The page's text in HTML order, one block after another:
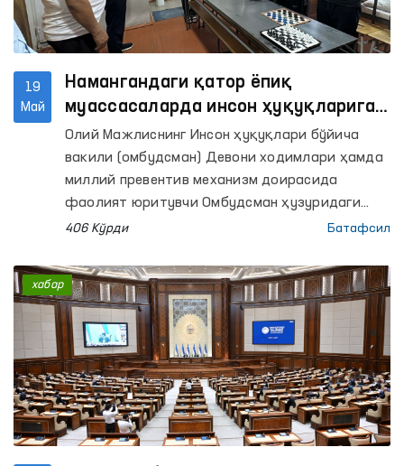
19
Май
Намангандаги қатор ёпиқ
муассасаларда инсон ҳуқуқларига
риоя этилиши ҳолати ўрганилди
Олий Мажлиснинг Инсон ҳуқуқлари бўйича
вакили (омбудсман) Девони ходимлари ҳамда
миллий превентив механизм доирасида
фаолият юритувчи Омбудсман ҳузуридаги
Қийноққа солиш ҳолларининг олдини олиш
томонидан Наманган вилоятидаги
ҳаракатланиш эркинлиги чекланган шахслар
сақланадиган қатор ёпиқ муассасаларга
мониторинг ташрифлари амалга оширилди.
406 Кўрди Батафсил
хабар